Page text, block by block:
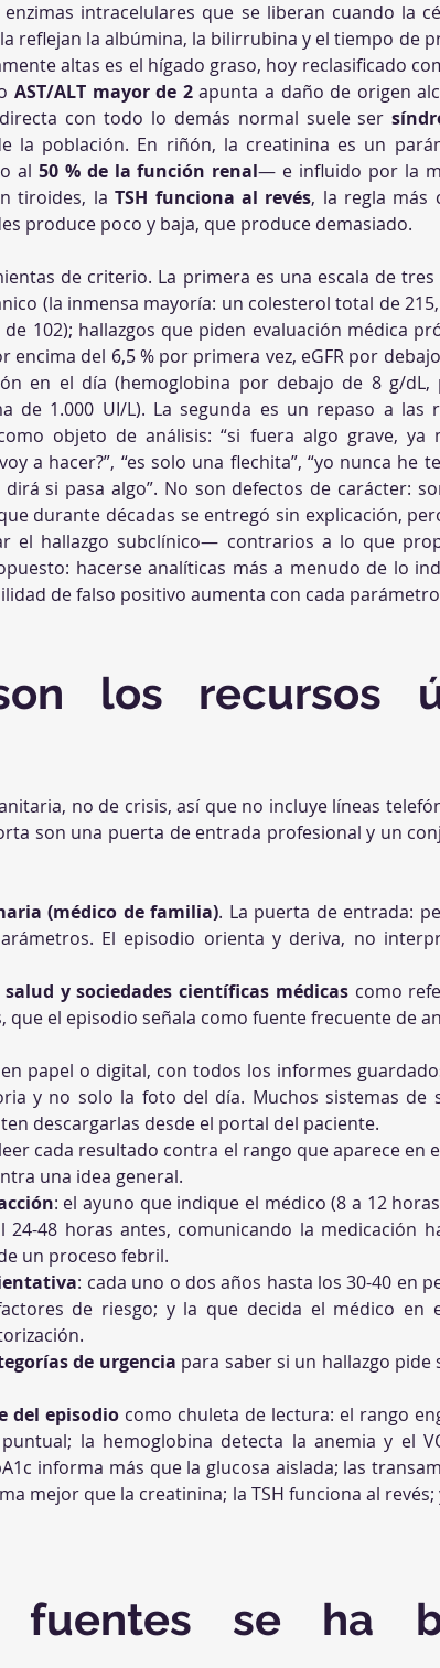
reflejan la albúmina, la bilirrubina y el tiempo de
altas es el hígado graso, hoy reclasificado
AST/ALT mayor de 2 apunta a daño de origen
con todo lo demás normal suele ser
la población. En riñón, la creatinina es un
al 50 % de la función renal— e influido por la
tiroides, la TSH funciona al revés, la regla más
produce poco y baja, que produce demasiado.
de criterio. La primera es una escala de
(la inmensa mayoría: un colesterol total de
102); hallazgos que piden evaluación médica
encima del 6,5 % por primera vez, eGFR por
en el día (hemoglobina por debajo de 8 g/
de 1.000 UI/L). La segunda es un repaso a las
objeto de análisis: “si fuera algo grave, ya
a hacer?”, “es solo una flechita”, “yo nunca he
si pasa algo”. No son defectos de carácter:
durante décadas se entregó sin explicación,
el hallazgo subclínico— contrarios a lo que
hacerse analíticas más a menudo de lo
de falso positivo aumenta con cada
los recursos
no de crisis, así que no incluye líneas
son una puerta de entrada profesional y un
(médico de familia). La puerta de entrada:
El episodio orienta y deriva, no
y sociedades científicas médicas como
el episodio señala como fuente frecuente de
papel o digital, con todos los informes
y no solo la foto del día. Muchos sistemas de
descargarlas desde el portal del paciente.
cada resultado contra el rango que aparece en
una idea general.
: el ayuno que indique el médico (8 a 12
48 horas antes, comunicando la medicación
un proceso febril.
: cada uno o dos años hasta los 30-40 en
de riesgo; y la que decida el médico en
de urgencia para saber si un hallazgo
del episodio como chuleta de lectura: el rango
la hemoglobina detecta la anemia y el
informa más que la glucosa aislada; las
mejor que la creatinina; la TSH funciona al
fuentes se ha